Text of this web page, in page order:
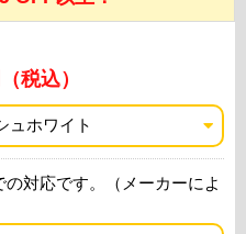
税込）
対応です。（メーカーによ